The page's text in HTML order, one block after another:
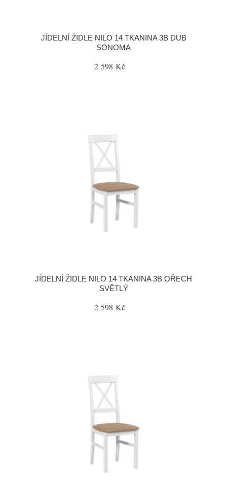
JÍDELNÍ ŽIDLE NILO 14 TKANINA 3B DUB
SONOMA
2 598 Kč
JÍDELNÍ ŽIDLE NILO 14 TKANINA 3B OŘECH
SVĚTLÝ
2 598 Kč